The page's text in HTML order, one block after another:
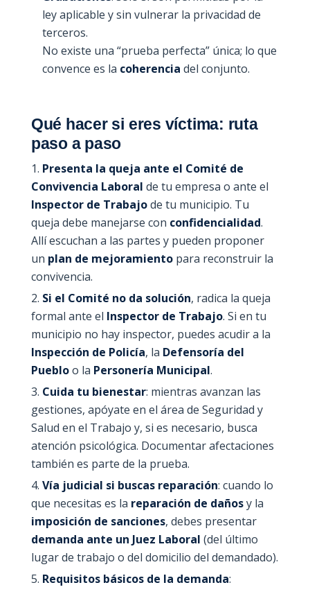
ley aplicable y sin vulnerar la privacidad de
terceros.
No existe una “prueba perfecta” única; lo que
convence es la coherencia del conjunto.
Qué hacer si eres víctima: ruta
paso a paso
Presenta la queja ante el Comité de
Convivencia Laboral de tu empresa o ante el
Inspector de Trabajode tu municipio. Tu
queja debe manejarse con confidencialidad.
Allí escuchan a las partes y pueden proponer
un plan de mejoramientopara reconstruir la
convivencia.
Si el Comité no da solución, radica la queja
formal ante el Inspector de Trabajo. Si en tu
municipio no hay inspector, puedes acudir a la
Inspección de Policía, la Defensoría del
Puebloo la Personería Municipal.
Cuida tu bienestar: mientras avanzan las
gestiones, apóyate en el área de Seguridad y
Salud en el Trabajo y, si es necesario, busca
atención psicológica. Documentar afectaciones
también es parte de la prueba.
Vía judicial si buscas reparación: cuando lo
que necesitas es la reparación de dañosy la
imposición de sanciones, debes presentar
demanda ante un Juez Laboral (del último
lugar de trabajo o del domicilio del demandado).
Requisitos básicos de la demanda: